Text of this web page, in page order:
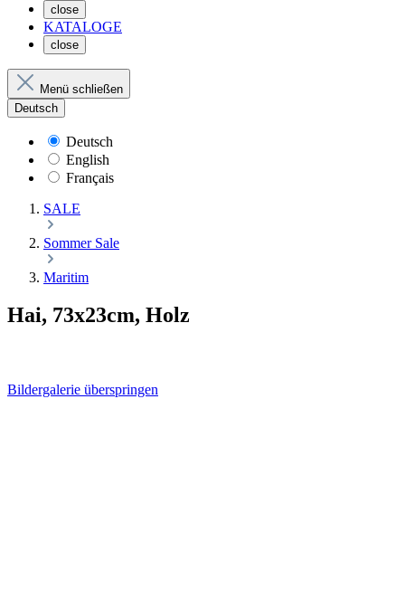
close
KATALOGE
close
Menü schließen
Deutsch
Deutsch
English
Français
SALE
Sommer Sale
Maritim
Hai, 73x23cm, Holz
Bildergalerie überspringen